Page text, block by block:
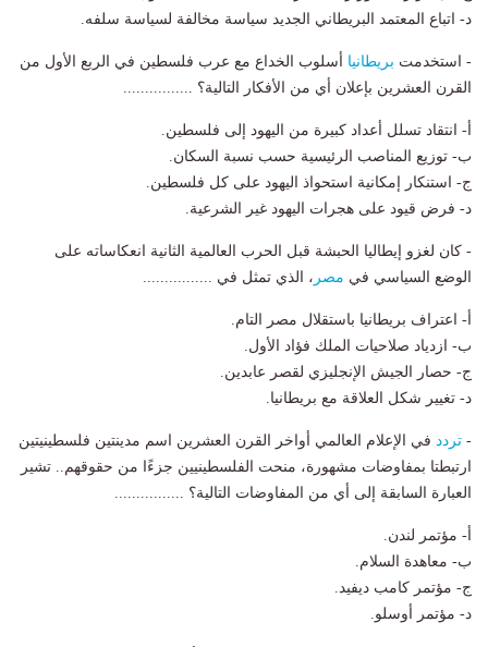
د- اتباع المعتمد البريطاني الجديد سياسة مخالفة لسياسة سلفه.
- استخدمت بريطانيا أسلوب الخداع مع عرب فلسطين في الربع الأول من
القرن العشرين بإعلان أي من الأفكار التالية؟ ................
أ- انتقاد تسلل أعداد كبيرة من اليهود إلى فلسطين.
ب- توزيع المناصب الرئيسية حسب نسبة السكان.
ج- استنكار إمكانية استحواذ اليهود على كل فلسطين.
د- فرض قيود على هجرات اليهود غير الشرعية.
- كان لغزو إيطاليا الحبشة قبل الحرب العالمية الثانية انعكاساته على
الوضع السياسي في مصر ، الذي تمثل في ................
أ- اعتراف بريطانيا باستقلال مصر التام.
ب- ازدياد صلاحيات الملك فؤاد الأول.
ج- حصار الجيش الإنجليزي لقصر عابدين.
د- تغيير شكل العلاقة مع بريطانيا.
- تردد في الإعلام العالمي أواخر القرن العشرين اسم مدينتين فلسطينيتين
ارتبطتا بمفاوضات مشهورة، منحت الفلسطينيين جزءًا من حقوقهم.. تشير
العبارة السابقة إلى أي من المفاوضات التالية؟ ................
أ- مؤتمر لندن.
ب- معاهدة السلام.
ج- مؤتمر كامب ديفيد.
د- مؤتمر أوسلو.